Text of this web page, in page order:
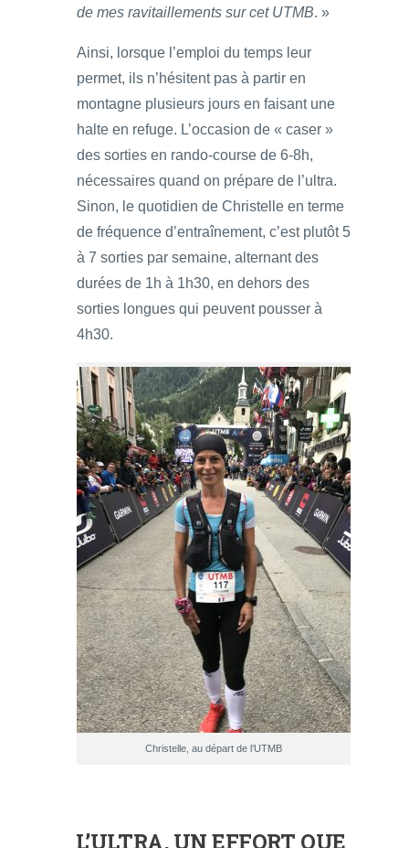
de mes ravitaillements sur cet UTMB. »
Ainsi, lorsque l’emploi du temps leur
permet, ils n’hésitent pas à partir en
montagne plusieurs jours en faisant une
halte en refuge. L’occasion de « caser »
des sorties en rando-course de 6-8h,
nécessaires quand on prépare de l’ultra.
Sinon, le quotidien de Christelle en terme
de fréquence d’entraînement, c’est plutôt 5
à 7 sorties par semaine, alternant des
durées de 1h à 1h30, en dehors des
sorties longues qui peuvent pousser à
4h30.
Christelle, au départ de l’UTMB
L’ULTRA, UN EFFORT QUE